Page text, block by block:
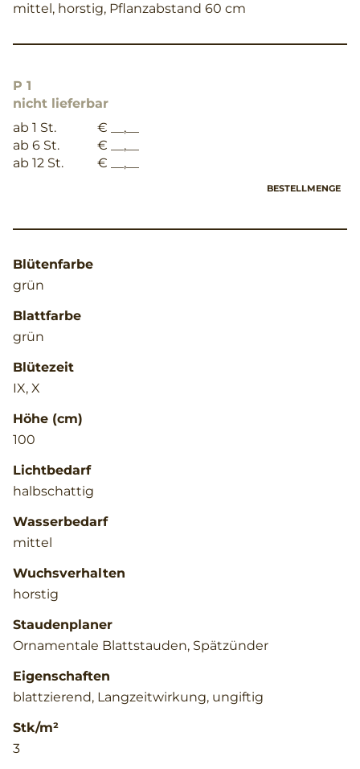
mittel, horstig, Pflanzabstand 60 cm
P 1
nicht lieferbar
ab 1 St.
€ __,__
ab 6 St.
€ __,__
ab 12 St.
€ __,__
BESTELLMENGE
Blütenfarbe
grün
Blattfarbe
grün
Blütezeit
IX, X
Höhe (cm)
100
Lichtbedarf
halbschattig
Wasserbedarf
mittel
Wuchsverhalten
horstig
Staudenplaner
Ornamentale Blattstauden, Spätzünder
Eigenschaften
blattzierend, Langzeitwirkung, ungiftig
Stk/m²
3